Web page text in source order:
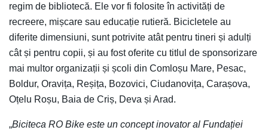
regim de bibliotecă. Ele vor fi folosite în activități de
recreere, mișcare sau educație rutieră. Bicicletele au
diferite dimensiuni, sunt potrivite atât pentru tineri și adulți
cât și pentru copii, și au fost oferite cu titlul de sponsorizare
mai multor organizații și școli din Comloșu Mare, Pesac,
Boldur, Oravița, Reșița, Bozovici, Ciudanovița, Carașova,
Oțelu Roșu, Baia de Criș, Deva și Arad.
„Biciteca RO Bike este un concept inovator al Fundației